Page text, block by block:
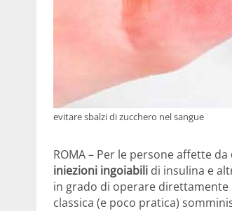
evitare sbalzi di zucchero nel sangue
ROMA – Per le persone affette da
iniezioni ingoiabili di insulina e
in grado di operare
classica (e poco pratica)